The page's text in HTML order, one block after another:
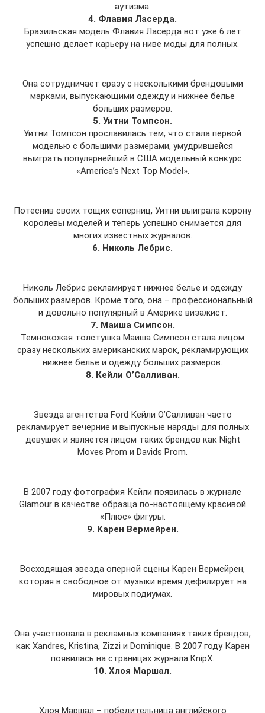
аутизма.
4. Флавия Ласерда.
Бразильская модель Флавия Ласерда вот уже 6 лет
успешно делает карьеру на ниве моды для полных.
Она сотрудничает сразу с несколькими брендовыми
марками, выпускающими одежду и нижнее белье
больших размеров.
5. Уитни Томпсон.
Уитни Томпсон прославилась тем, что стала первой
моделью с большими размерами, умудрившейся
выиграть популярнейший в США модельный конкурс
«America’s Next Top Model».
Потеснив своих тощих соперниц, Уитни выиграла корону
королевы моделей и теперь успешно снимается для
многих известных журналов.
6. Николь Лебрис.
Николь Лебрис рекламирует нижнее белье и одежду
больших размеров. Кроме того, она – профессиональный
и довольно популярный в Америке визажист.
7. Маиша Симпсон.
Темнокожая толстушка Маиша Симпсон стала лицом
сразу нескольких американских марок, рекламирующих
нижнее белье и одежду больших размеров.
8. Кейли О’Салливан.
Звезда агентства Ford Кейли О’Салливан часто
рекламирует вечерние и выпускные наряды для полных
девушек и является лицом таких брендов как Night
Moves Prom и Davids Prom.
В 2007 году фотография Кейли появилась в журнале
Glamour в качестве образца по-настоящему красивой
«Плюс» фигуры.
9. Карен Вермейрен.
Восходящая звезда оперной сцены Карен Вермейрен,
которая в свободное от музыки время дефилирует на
мировых подиумах.
Она участвовала в рекламных компаниях таких брендов,
как Xandres, Kristina, Zizzi и Dominique. В 2007 году Карен
появилась на страницах журнала KnipX.
10. Хлоя Маршал.
Хлоя Маршал – победительница английского